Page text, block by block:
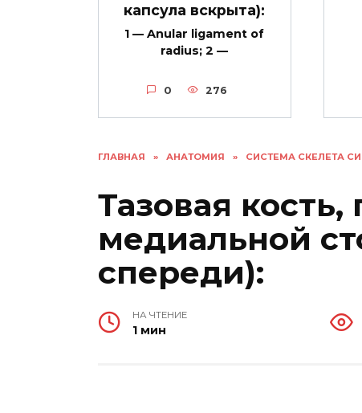
ГЛАВНАЯ » АНАТОМИЯ » СИСТЕМА СКЕЛЕТА
Тазовая
медиальной
спереди):
НА ЧТЕНИЕ
1 мин
капсула вскрыта):
1 — Anular ligament of
radius; 2 —
0 276